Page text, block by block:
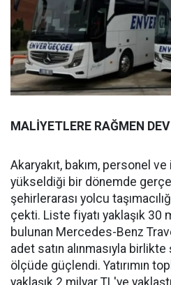
MALİYETLERE RAĞMEN
Akaryakıt, bakım, personel
yükseldiği bir dönemde
şehirlerarası yolcu
çekti. Liste fiyatı yaklaşık 30
bulunan Mercedes-Benz
adet satın alınmasıyla
ölçüde güçlendi. Yatırımın
yaklaşık 2 milyar TL'ye